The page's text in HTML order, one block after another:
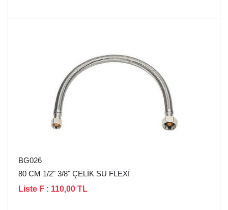
BG026
80 CM 1/2" 3/8" ÇELİK SU FLEXİ
Liste F : 110,00 TL